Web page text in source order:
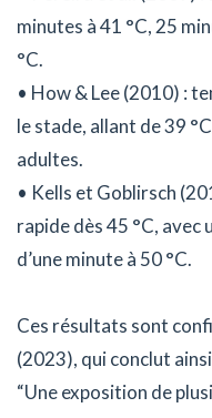
minutes à 41 °C, 25
°C.
• How & Lee (2010) :
le stade, allant de 39
adultes.
• Kells et Goblirsch
rapide dès 45 °C, avec
d’une minute à 50 °C.
Ces résultats sont
(2023), qui conclut
“Une exposition de